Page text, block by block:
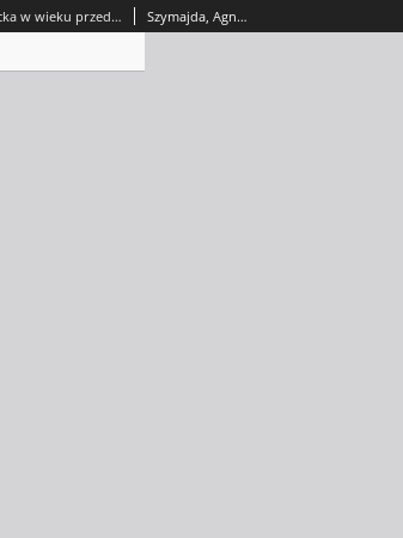
O muzykoterapii kreatywnej dziecka w wieku przedszkolnym = Issues on creative music therapy for children of preschool age Szymajda, Agnieszka